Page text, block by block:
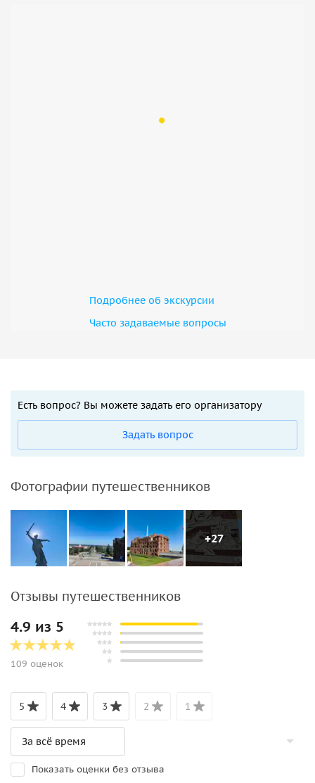
Подробнее об экскурсии
Часто задаваемые вопросы
Есть вопрос? Вы можете задать его организатору
Задать вопрос
Фотографии путешественников
+27
Отзывы путешественников
4.9 из 5
109 оценок
5 4 3 2 1
Показать оценки без отзыва